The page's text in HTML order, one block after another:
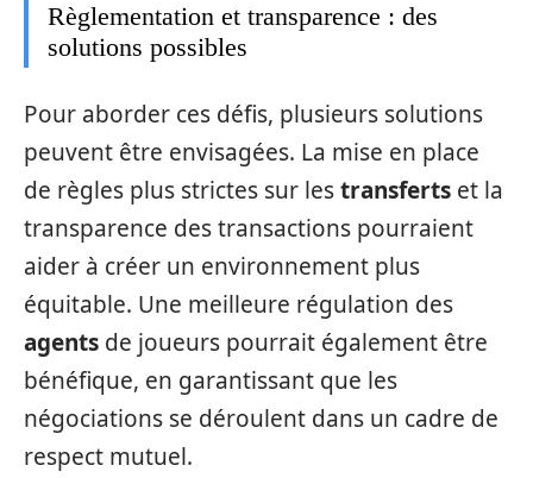
Règlementation et transparence : des
solutions possibles
Pour aborder ces défis, plusieurs solutions
peuvent être envisagées. La mise en place
de règles plus strictes sur lestransferts et la
transparence des transactions pourraient
aider à créer un environnement plus
équitable. Une meilleure régulation des
agents de joueurs pourrait également être
bénéfique, en garantissant que les
négociations se déroulent dans un cadre de
respect mutuel.